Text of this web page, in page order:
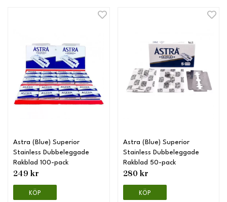
Astra (Blue) Superior
Stainless Dubbeleggade
Rakblad 100-pack
249 kr
KÖP
Astra (Blue) Superior
Stainless Dubbeleggade
Rakblad 50-pack
280 kr
KÖP